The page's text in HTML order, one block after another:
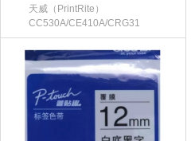
天威（PrintRite）
CC530A/CE410A/CRG31